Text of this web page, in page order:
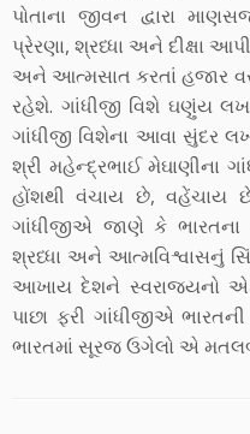
પોતાના જીવન દ્વારા
પ્રેરણા, શ્રધ્ધા અને દીક્ષા
અને આત્મસાત કરતાં હજાર
રહેશે. ગાંધીજી વિશે ઘણુંય
ગાંધીજી વિશેના આવા સુંદર
શ્રી મહેન્દ્રભાઈ મેઘાણીના
હોંશથી વંચાય છે, વહેંચાય
ગાંધીજીએ જાણે કે ભારતના
શ્રધ્ધા અને આત્મવિશ્વાસનું
આખાય દેશને સ્વરાજ્યનો
પાછા ફરી ગાંધીજીએ
ભારતમાં સૂરજ ઉગેલો એ